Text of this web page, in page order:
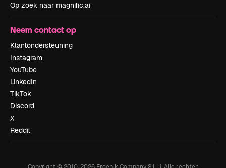
Op zoek naar magnific.ai
Neem contact op
Klantondersteuning
Instagram
YouTube
LinkedIn
TikTok
Discord
X
Reddit